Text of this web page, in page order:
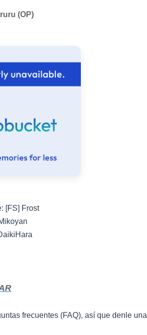
(OP)
[FS] Frost
frecuentes (FAQ), así que denle una